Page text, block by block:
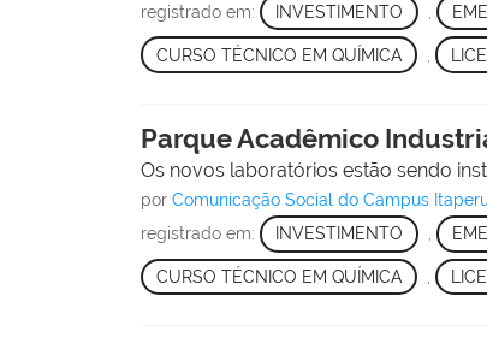
registrado em: INVESTIMENTO
CURSO TÉCNICO EM QUÍMICA
Parque Acadêmico
Os novos laboratórios estão sendo
porComunicação Social do Campus
registrado em: INVESTIMENTO ,
CURSO TÉCNICO EM QUÍMICA